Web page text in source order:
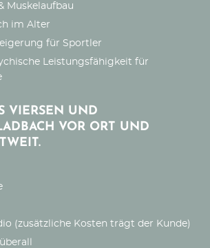
Muskelaufbau
im Alter
für Sportler
Leistungsfähigkeit für
VIERSEN UND
VOR ORT UND
(zusätzliche Kosten trägt der Kunde)